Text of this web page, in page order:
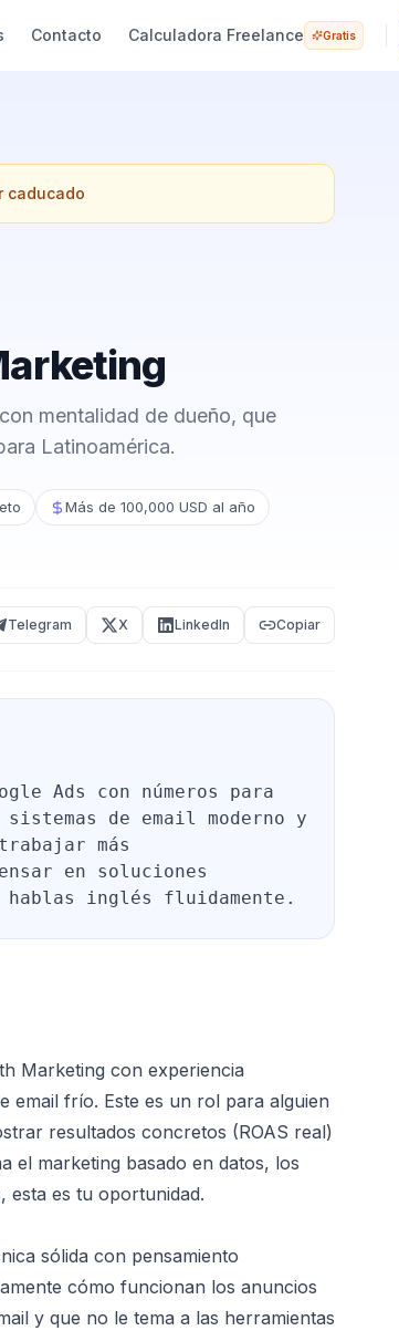
Contacto Calculadora Freelance Gratis
caducado
mentalidad de dueño, que
Latinoamérica.
Más de 100,000 USD al año
Telegram X LinkedIn Copiar
Ads con números para
de email moderno y
más
en soluciones
hablas inglés fluidamente.
Marketing con experiencia
email frío. Este es un rol para alguien
resultados concretos (ROAS real)
el marketing basado en datos, los
esta es tu oportunidad.
sólida con pensamiento
cómo funcionan los anuncios
y que no le tema a las herramientas